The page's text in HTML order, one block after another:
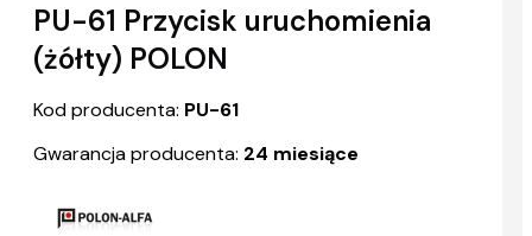
PU-61 Przycisk uruchomienia
(żółty) POLON
Kod producenta: PU-61
Gwarancja producenta: 24 miesiące